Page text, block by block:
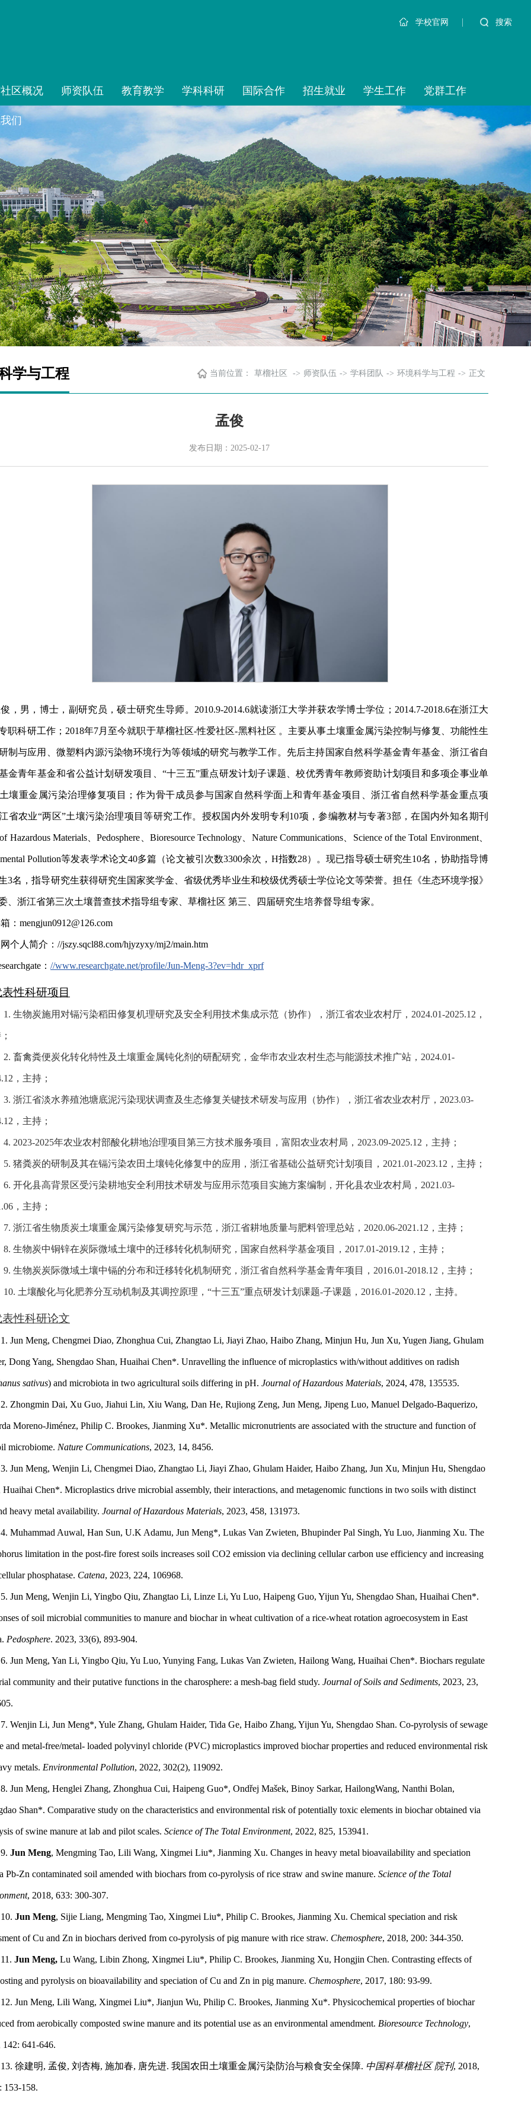
学校官网 | 搜索
区概况 师资队伍 教育教学 学科科研 国际合作 招生就业 学生工作 党群工作
们
学与工程 当前位置： 草榴社区 -> 师资队伍 -> 学科团队 -> 环境科学与工程 -> 正文
孟俊
发布日期：2025-02-17
，男，博士，副研究员，硕士研究生导师。2010.9-2014.6就读浙江大学并获农学博士学位；2014.7-2018.6在浙江大
职科研工作；2018年7月至今就职于草榴社区-性爱社区-黑料社区 。主要从事土壤重金属污染控制与修复、功能性生
制与应用、微塑料内源污染物环境行为等领域的研究与教学工作。先后主持国家自然科学基金青年基金、浙江省自
金青年基金和省公益计划研发项目、“十三五”重点研发计划子课题、校优秀青年教师资助计划项目和多项企事业单
壤重金属污染治理修复项目；作为骨干成员参与国家自然科学面上和青年基金项目、浙江省自然科学基金重点项
省农业“两区”土壤污染治理项目等研究工作。授权国内外发明专利10项，参编教材与专著3部，在国内外知名期刊
Hazardous Materials、Pedosphere、Bioresource Technology、Nature Communications、Science of the Total Environment、
Pollution等发表学术论文40多篇（论文被引次数3300余次，H指数28）。现已指导硕士研究生10名，协助指导博
3名，指导研究生获得研究生国家奖学金、省级优秀毕业生和校级优秀硕士学位论文等荣誉。担任《生态环境学报》
、浙江省第三次土壤普查技术指导组专家、草榴社区 第三、四届研究生培养督导组专家。
： mengjun0912@126.com
个人简介：//jszy.sqcl88.com/hjyzyxy/mj2/main.htm
： //www.researchgate.net/profile/Jun-Meng-3?ev=hdr_xprf
性科研项目
1. 生物炭施用对镉污染稻田修复机理研究及安全利用技术集成示范（协作），浙江省农业农村厅，2024.01-2025.12，
2. 畜禽粪便炭化转化特性及土壤重金属钝化剂的研配研究，金华市农业农村生态与能源技术推广站，2024.01-
，主持；
3. 浙江省淡水养殖池塘底泥污染现状调查及生态修复关键技术研发与应用（协作），浙江省农业农村厅，2023.03-
，主持；
4. 2023-2025年农业农村部酸化耕地治理项目第三方技术服务项目，富阳农业农村局，2023.09-2025.12，主持；
5. 猪粪炭的研制及其在镉污染农田土壤钝化修复中的应用，浙江省基础公益研究计划项目，2021.01-2023.12，主持；
6. 开化县高背景区受污染耕地安全利用技术研发与应用示范项目实施方案编制，开化县农业农村局，2021.03-
，主持；
7. 浙江省生物质炭土壤重金属污染修复研究与示范，浙江省耕地质量与肥料管理总站，2020.06-2021.12，主持；
8. 生物炭中铜锌在炭际微域土壤中的迁移转化机制研究，国家自然科学基金项目，2017.01-2019.12，主持；
9. 生物炭炭际微域土壤中镉的分布和迁移转化机制研究，浙江省自然科学基金青年项目，2016.01-2018.12，主持；
10. 土壤酸化与化肥养分互动机制及其调控原理，“十三五”重点研发计划课题-子课题，2016.01-2020.12，主持。
表性科研论文
1. Jun Meng, Chengmei Diao, Zhonghua Cui, Zhangtao Li, Jiayi Zhao, Haibo Zhang, Minjun Hu, Jun Xu, Yugen Jiang, Ghulam
Dong Yang, Shengdao Shan, Huaihai Chen*. Unravelling the influence of microplastics with/without additives on radish
sativus) and microbiota in two agricultural soils differing in pH. Journal of Hazardous Materials, 2024, 478, 135535.
2. Zhongmin Dai, Xu Guo, Jiahui Lin, Xiu Wang, Dan He, Rujiong Zeng, Jun Meng, Jipeng Luo, Manuel Delgado-Baquerizo,
Moreno-Jiménez, Philip C. Brookes, Jianming Xu*. Metallic micronutrients are associated with the structure and function of
microbiome. Nature Communications, 2023, 14, 8456.
3. Jun Meng, Wenjin Li, Chengmei Diao, Zhangtao Li, Jiayi Zhao, Ghulam Haider, Haibo Zhang, Jun Xu, Minjun Hu, Shengdao
Huaihai Chen*. Microplastics drive microbial assembly, their interactions, and metagenomic functions in two soils with distinct
heavy metal availability. Journal of Hazardous Materials, 2023, 458, 131973.
4. Muhammad Auwal, Han Sun, U.K Adamu, Jun Meng*, Lukas Van Zwieten, Bhupinder Pal Singh, Yu Luo, Jianming Xu. The
limitation in the post-fire forest soils increases soil CO2 emission via declining cellular carbon use efficiency and increasing
phosphatase. Catena, 2023, 224, 106968.
5. Jun Meng, Wenjin Li, Yingbo Qiu, Zhangtao Li, Linze Li, Yu Luo, Haipeng Guo, Yijun Yu, Shengdao Shan, Huaihai Chen*.
of soil microbial communities to manure and biochar in wheat cultivation of a rice-wheat rotation agroecosystem in East
Pedosphere. 2023, 33(6), 893-904.
6. Jun Meng, Yan Li, Yingbo Qiu, Yu Luo, Yunying Fang, Lukas Van Zwieten, Hailong Wang, Huaihai Chen*. Biochars regulate
community and their putative functions in the charosphere: a mesh-bag field study. Journal of Soils and Sediments, 2023, 23,
7. Wenjin Li, Jun Meng*, Yule Zhang, Ghulam Haider, Tida Ge, Haibo Zhang, Yijun Yu, Shengdao Shan. Co-pyrolysis of sewage
and metal-free/metal- loaded polyvinyl chloride (PVC) microplastics improved biochar properties and reduced environmental risk
metals. Environmental Pollution, 2022, 302(2), 119092.
8. Jun Meng, Henglei Zhang, Zhonghua Cui, Haipeng Guo*, Ondřej Mašek, Binoy Sarkar, HailongWang, Nanthi Bolan,
Shan*. Comparative study on the characteristics and environmental risk of potentially toxic elements in biochar obtained via
of swine manure at lab and pilot scales. Science of The Total Environment, 2022, 825, 153941.
9. Jun Meng, Mengming Tao, Lili Wang, Xingmei Liu*, Jianming Xu. Changes in heavy metal bioavailability and speciation
Pb-Zn contaminated soil amended with biochars from co-pyrolysis of rice straw and swine manure. Science of the Total
, 2018, 633: 300-307.
10. Jun Meng, Sijie Liang, Mengming Tao, Xingmei Liu*, Philip C. Brookes, Jianming Xu. Chemical speciation and risk
of Cu and Zn in biochars derived from co-pyrolysis of pig manure with rice straw. Chemosphere, 2018, 200: 344-350.
11. Jun Meng, Lu Wang, Libin Zhong, Xingmei Liu*, Philip C. Brookes, Jianming Xu, Hongjin Chen. Contrasting effects of
and pyrolysis on bioavailability and speciation of Cu and Zn in pig manure. Chemosphere, 2017, 180: 93-99.
12. Jun Meng, Lili Wang, Xingmei Liu*, Jianjun Wu, Philip C. Brookes, Jianming Xu*. Physicochemical properties of biochar
from aerobically composted swine manure and its potential use as an environmental amendment. Bioresource Technology,
142: 641-646.
13. 徐建明, 孟俊, 刘杏梅, 施加春, 唐先进. 我国农田土壤重金属污染防治与粮食安全保障. 中国科草榴社区 院刊, 2018,
153-158.